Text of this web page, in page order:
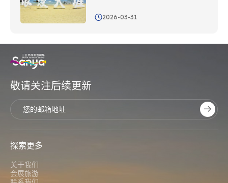
2026-03-31
敬请关注后续更新
探索更多
关于我们
会展旅游